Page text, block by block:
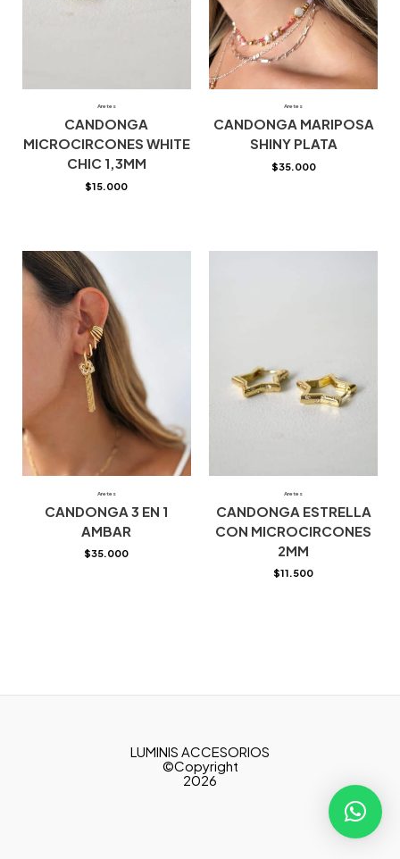
Aretes
CANDONGA
MICROCIRCONES WHITE
CHIC 1,3MM
$15.000
Aretes
CANDONGA MARIPOSA
SHINY PLATA
$35.000
Aretes
CANDONGA 3 EN 1
AMBAR
$35.000
Aretes
CANDONGA ESTRELLA
CON MICROCIRCONES
2MM
$11.500
LUMINIS ACCESORIOS
©Copyright
2026